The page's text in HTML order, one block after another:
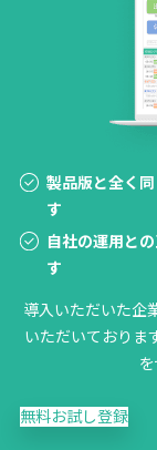
製品版と全く
す
自社の運用と
す
導入いただいた企
いただいておりま
無料お試し登録